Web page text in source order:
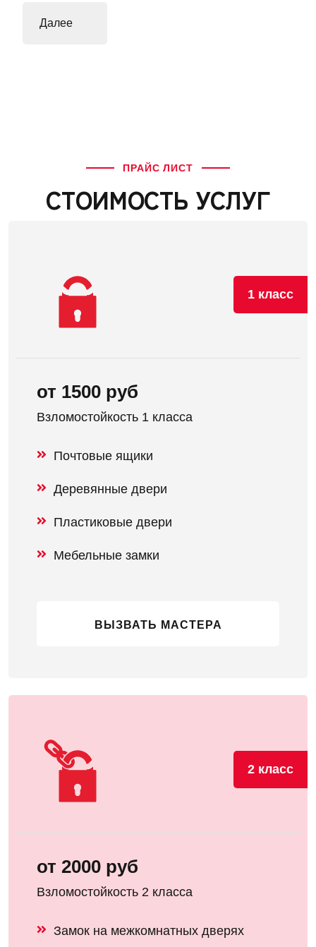
ПРАЙС ЛИСТ
СТОИМОСТЬ УСЛУГ
1 класс
от 1500 руб
Взломостойкость 1 класса
Почтовые ящики
Деревянные двери
Пластиковые двери
Мебельные замки
ВЫЗВАТЬ МАСТЕРА
2 класс
от 2000 руб
Взломостойкость 2 класса
Замок на межкомнатных дверях